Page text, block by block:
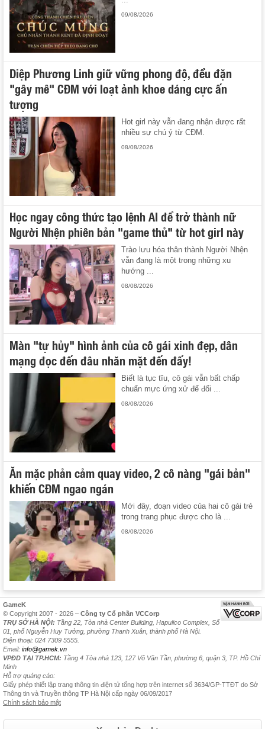
09/08/2026
Diệp Phương Linh giữ vững phong độ, đều đặn
"gây mê" CĐM với loạt ảnh khoe dáng cực ấn
tượng
Hot girl này vẫn đang nhận được rất
nhiều sự chú ý từ CĐM.
08/08/2026
Học ngay công thức tạo lệnh AI để trở thành nữ
Người Nhện phiên bản "game thủ" từ hot girl này
Trào lưu hóa thân thành Người Nhện
vẫn đang là một trong những xu
hướng ...
08/08/2026
Màn "tự hủy" hình ảnh của cô gái xinh đẹp, dân
mạng đọc đến đâu nhăn mặt đến đấy!
Biết là tục tĩu, cô gái vẫn bất chấp
chuẩn mực ứng xử để đổi ...
08/08/2026
Ăn mặc phản cảm quay video, 2 cô nàng "gái bản"
khiến CĐM ngao ngán
Mới đây, đoạn video của hai cô gái trẻ
trong trang phục được cho là ...
08/08/2026
GameK
© Copyright 2007 - 2026 – Công ty Cổ phần VCCorp
TRỤ SỞ HÀ NỘI: Tầng 22, Tòa nhà Center Building, Hapulico Complex, Số
01, phố Nguyễn Huy Tưởng, phường Thanh Xuân, thành phố Hà Nội.
Điện thoại: 024 7309 5555.
Email: info@gamek.vn
VPĐD TẠI TP.HCM: Tầng 4 Tòa nhà 123, 127 Võ Văn Tần, phường 6, quận 3, TP. Hồ Chí
Minh
Hỗ trợ quảng cáo:
Giấy phép thiết lập trang thông tin điện tử tổng hợp trên internet số 3634/GP-TTĐT do Sở
Thông tin và Truyền thông TP Hà Nội cấp ngày 06/09/2017
Chính sách bảo mật